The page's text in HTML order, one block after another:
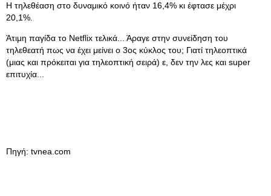
Η τηλεθέαση στο δυναμικό κοινό ήταν 16,4% κι έφτασε μέχρι
20,1%.
Άτιμη παγίδα το Netflix τελικά... Άραγε στην συνείδηση του
τηλεθεατή πως να έχει μείνει ο 3ος κύκλος του; Γιατί τηλεοπτικά
(μιας και πρόκειται για τηλεοπτική σειρά) ε, δεν την λες και super
επιτυχία...
Πηγή: tvnea.com